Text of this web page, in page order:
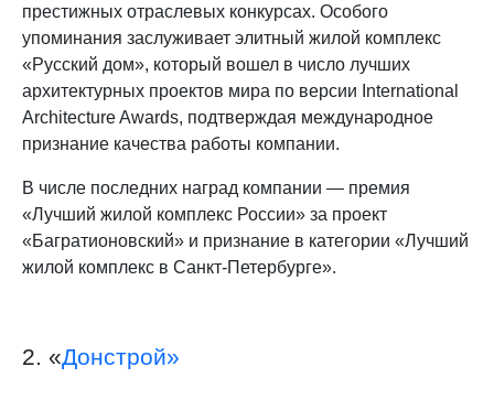
престижных отраслевых конкурсах. Особого
упоминания заслуживает элитный жилой комплекс
«Русский дом», который вошел в число лучших
архитектурных проектов мира по версии International
Architecture Awards, подтверждая международное
признание качества работы компании.
В числе последних наград компании — премия
«Лучший жилой комплекс России» за проект
«Багратионовский» и признание в категории «Лучший
жилой комплекс в Санкт-Петербурге»​.
2. «Донстрой»